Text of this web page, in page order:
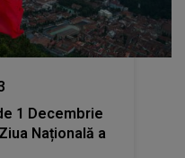
1 Decembrie
Națională a